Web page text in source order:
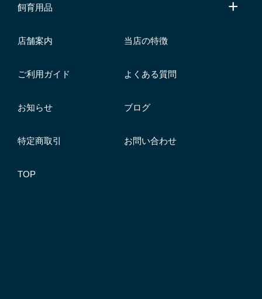
飼育用品
店舗案内 当店の特徴
ご利用ガイド よくある質問
お知らせ ブログ
特定商取引 お問い合わせ
TOP